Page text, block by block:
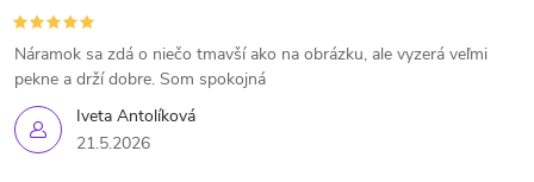
Iveta Antolíková
21.5.2026
Náramok sa zdá o niečo tmavší ako na obrázku, ale vyzerá veľmi
pekne a drží dobre. Som spokojná